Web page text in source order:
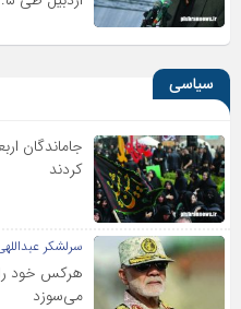
سیاسی
جاماندگان
کردند
سرلشکر
هرکس خود
می‌سوزد